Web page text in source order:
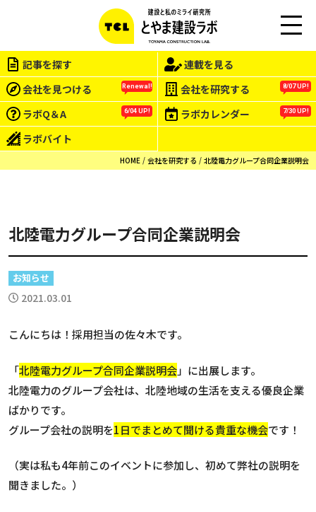
EN
記事を探す
連載を見る
会社を見つける
Renewal! 会社を研究する 8/07 UP!
ラボQ＆A 6/04 UP! ラボカレンダー 7/30 UP!
ラボバイト
HOME 会社を研究する 北陸電力グループ合同企業説明会
北陸電力グループ合同企業説明会
お知らせ
2021.03.01
こんにちは！採用担当の佐々木です。
「北陸電力グループ合同企業説明会」に出展します。
北陸電力のグループ会社は、北陸地域の生活を支える優良企業
ばかりです。
グループ会社の説明を1日でまとめて聞ける貴重な機会です！
（実は私も4年前このイベントに参加し、初めて弊社の説明を
聞きました。）
この会社をもっと研究する